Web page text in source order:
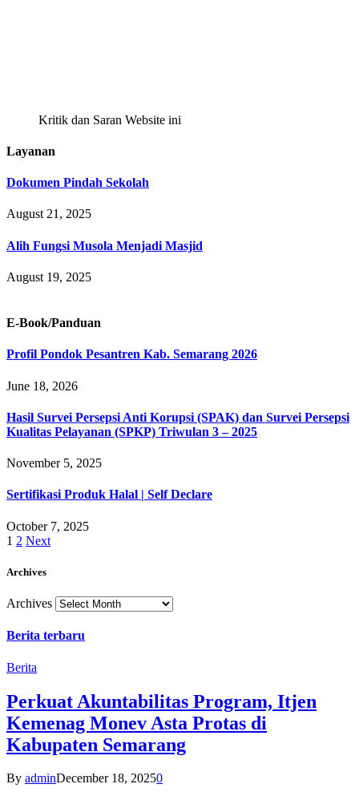
Kritik dan Saran Website ini
Layanan
Dokumen Pindah Sekolah
August 21, 2025
Alih Fungsi Musola Menjadi Masjid
August 19, 2025
E-Book/Panduan
Profil Pondok Pesantren Kab. Semarang 2026
June 18, 2026
Hasil Survei Persepsi Anti Korupsi (SPAK) dan Survei Persepsi
Kualitas Pelayanan (SPKP) Triwulan 3 – 2025
November 5, 2025
Sertifikasi Produk Halal | Self Declare
October 7, 2025
1 2 Next
Archives
Archives
Berita terbaru
Berita
Perkuat Akuntabilitas Program, Itjen
Kemenag Monev Asta Protas di
Kabupaten Semarang
By adminDecember 18, 20250